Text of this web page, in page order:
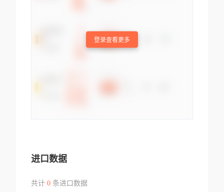
登录查看更多
进口数据
共计 0条进口数据